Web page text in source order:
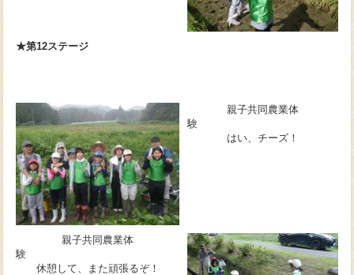
★第12ステージ
親子共同農業体
はい、チーズ！
親子共同農業体
験
休憩して、また頑張るぞ！